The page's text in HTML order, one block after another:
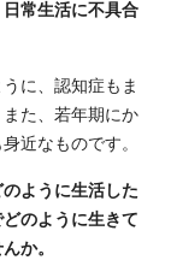
常生活に不具合
に、認知症もま
た、若年期にか
近なものです。
ように生活した
のように生きて
か。